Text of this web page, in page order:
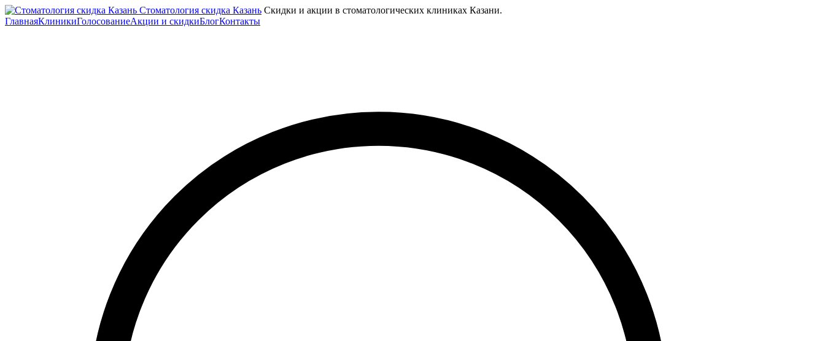
Стоматология скидка Казань Скидки и акции в стоматологических клиниках Казани.
ГлавнаяКлиникиГолосованиеАкции и скидкиБлогКонтакты